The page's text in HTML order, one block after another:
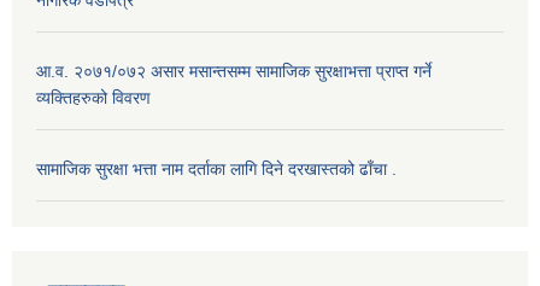
आ.व. २०७१/०७२ असार मसान्तसम्म सामाजिक सुरक्षाभत्ता प्राप्त गर्ने
व्यक्तिहरुको विवरण
सामाजिक सुरक्षा भत्ता नाम दर्ताका लागि दिने दरखास्तको ढाँचा .